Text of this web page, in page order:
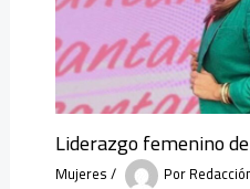
Liderazgo femenino
Mujeres/ Por